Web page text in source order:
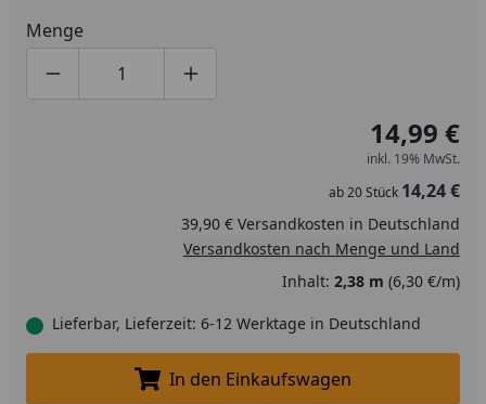
Menge
Produktmenge um eins verringern
Produktmenge manuell eingeben
Produktmenge um eins erhöhen
14,99 €
inkl. 19% MwSt.
ab20Stück 14,24 €
39,90 € Versandkosten in Deutschland
Versandkosten nach Menge und Land
Inhalt: 2,38 m (6,30 €/m)
Lieferbar, Lieferzeit: 6-12 Werktage in Deutschland
In den Einkaufswagen legen
In den Einkaufswagen